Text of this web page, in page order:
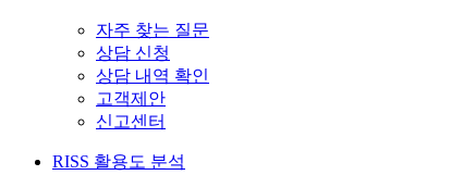
자주 찾는 질문
상담 신청
상담 내역 확인
고객제안
신고센터
RISS 활용도 분석